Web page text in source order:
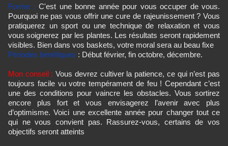
Forme : C'est une bonne année pour vous occuper de vous.
Pourquoi ne pas vous offrir une cure de rajeunissement ? Vous
pratiquerez un sport ou une technique de relaxation et vous
vous soignerez par les plantes. Les résultats seront rapidement
visibles. Bien dans vos baskets, votre moral sera au beau fixe
Périodes bénéfiques : Début février, fin octobre, décembre.
Mon conseil : Vous devrez cultiver la patience, ce qui n’est pas
toujours facile vu votre tempérament de feu ! Cependant c’est
une des conditions pour vaincre les obstacles. Vous sortirez
encore plus fort et vous envisagerez l’avenir avec plus
d’optimisme. Voici une excellente année pour changer tout ce
qui ne vous convient pas. Rassurez-vous, certains de vos
objectifs seront atteints